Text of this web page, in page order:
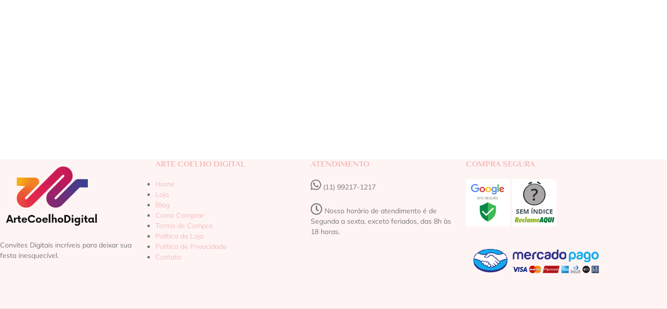
Convites Digitais incríveis para deixar sua
festa inesquecível.
ARTE COELHO DIGITAL
Home
Loja
Blog
Como Comprar
Termo de Compra
Política da Loja
Política de Privacidade
Contato
ATENDIMENTO
(11) 99217-1217‬
Nosso horário de atendimento é de
Segunda a sexta, exceto feriados, das 8h às
18 horas.
COMPRA SEGURA